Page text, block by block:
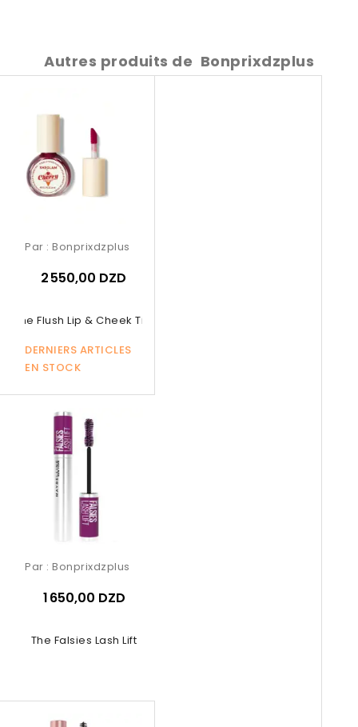
Autres produits de Bonprixdzplus
The Flush Lip & Cheek Tint –...
DERNIERS ARTICLES
EN STOCK
Par : Bonprixdzplus
2 550,00 DZD
The Falsies Lash Lift
Par : Bonprixdzplus
1 650,00 DZD